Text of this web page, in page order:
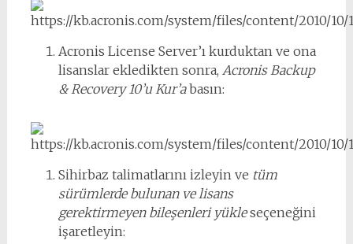
Acronis License Server’ı kurduktan ve ona
lisanslar ekledikten sonra, Acronis Backup
& Recovery 10’u Kur’abasın:
Sihirbaz talimatlarını izleyin ve tüm
sürümlerde bulunan ve lisans
gerektirmeyen bileşenleri yükleseçeneğini
işaretleyin: